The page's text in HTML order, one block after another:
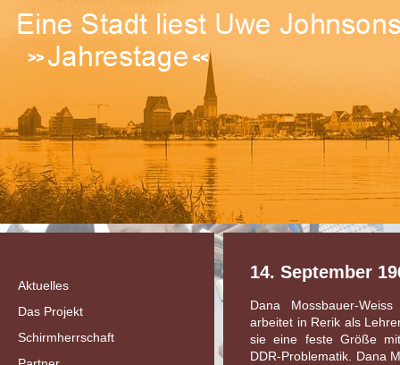
14. September
Dana Mossbauer-
arbeitet in Rerik als
sie eine feste Größe
DDR-Problematik. Dana
Aktuelles
Das Projekt
Schirmherrschaft